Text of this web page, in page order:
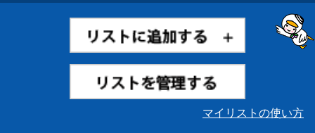
マイリストの使い方